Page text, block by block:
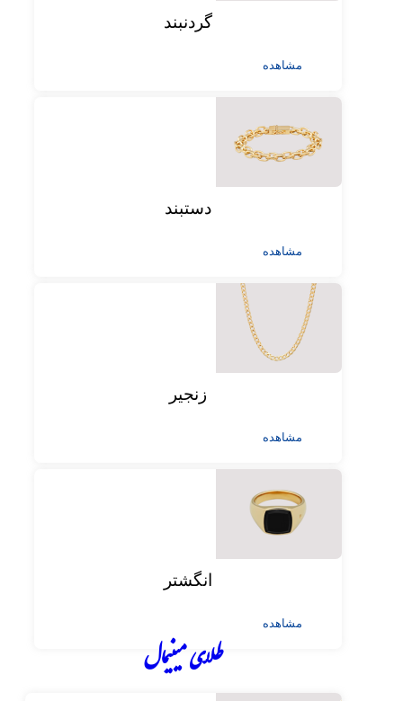
گردنبند
مشاهده
دستبند
مشاهده
زنجیر
مشاهده
انگشتر
مشاهده
طلای مینیمال